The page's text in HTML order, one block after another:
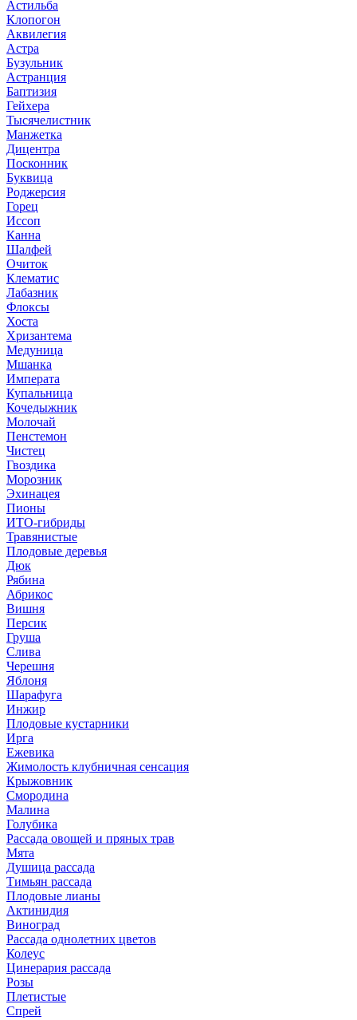
Астильба
Клопогон
Аквилегия
Астра
Бузульник
Астранция
Баптизия
Гейхера
Тысячелистник
Манжетка
Дицентра
Посконник
Буквица
Роджерсия
Горец
Иссоп
Канна
Шалфей
Очиток
Клематис
Лабазник
Флоксы
Хоста
Хризантема
Медуница
Мшанка
Императа
Купальница
Кочедыжник
Молочай
Пенстемон
Чистец
Гвоздика
Морозник
Эхинацея
Пионы
ИТО-гибриды
Травянистые
Плодовые деревья
Дюк
Рябина
Абрикос
Вишня
Персик
Груша
Слива
Черешня
Яблоня
Шарафуга
Инжир
Плодовые кустарники
Ирга
Ежевика
Жимолость клубничная сенсация
Крыжовник
Смородина
Малина
Голубика
Рассада овощей и пряных трав
Мята
Душица рассада
Тимьян рассада
Плодовые лианы
Актинидия
Виноград
Рассада однолетних цветов
Колеус
Цинерария рассада
Розы
Плетистые
Спрей